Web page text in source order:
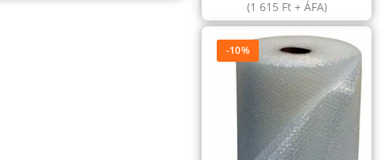
(1 615 Ft+ ÁFA)
-10%